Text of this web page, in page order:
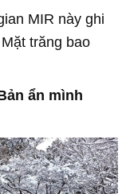
MIR này ghi
trăng bao
ẩn mình